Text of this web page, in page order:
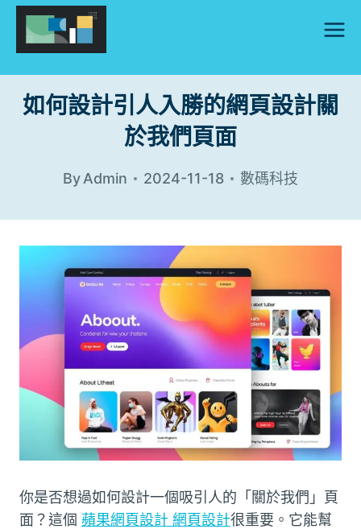
Skip
content
如何設計引人入勝的網頁設計關
於我們頁面
ByAdmin 2024-11-18 數碼科技
你是否想過如何設計一個吸引人的「關於我們」頁
面？這個 蘋果網頁設計 網頁設計很重要。它能幫